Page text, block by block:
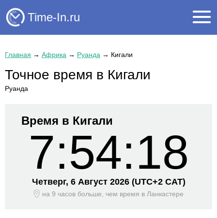
Time-In.ru
Главная → Африка → Руанда → Кигали
Точное время в Кигали
Руанда
Время в Кигали
7:54:18
Четверг, 6 Август 2026 (UTC+2 CAT)
на 9 часов больше, чем время в Ланкастере